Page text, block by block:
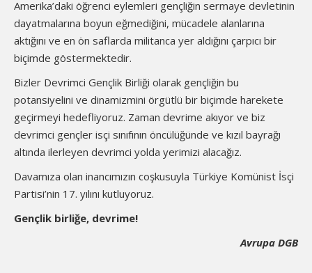
Amerika’daki öğrenci eylemleri gençliğin sermaye devletinin
dayatmalarına boyun eğmediğini, mücadele alanlarına
aktığını ve en ön saflarda militanca yer aldığını çarpıcı bir
biçimde göstermektedir.
Bizler Devrimci Gençlik Birliği olarak gençliğin bu
potansiyelini ve dinamizmini örgütlü bir biçimde harekete
geçirmeyi hedefliyoruz. Zaman devrime akıyor ve biz
devrimci gençler isçi sınıfının öncülüğünde ve kızıl bayrağı
altında ilerleyen devrimci yolda yerimizi alacağız.
Davamıza olan inancımızın coşkusuyla Türkiye Komünist İsçi
Partisi’nin 17. yılını kutluyoruz.
Gençlik birliğe, devrime!
Avrupa DGB